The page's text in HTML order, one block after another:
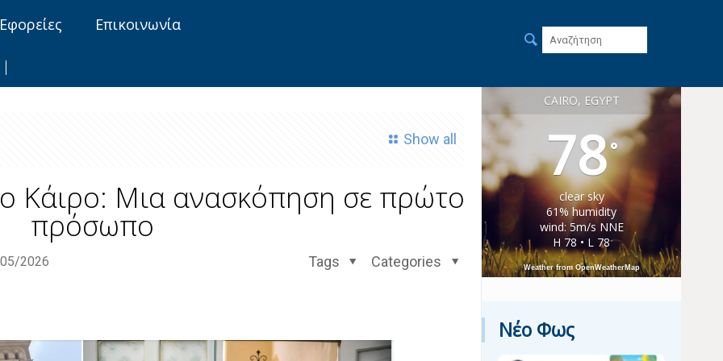
Εφορείες Επικοινωνία
Show all
Κάιρο: Μια ανασκόπηση σε πρώτο
πρόσωπο
2026 Categories
Tags
CAIRO, EGYPT
78°
clear sky
61% humidity
wind: 5m/s NNE
H 78 • L 78
Weather from OpenWeatherMap
Νέο Φως